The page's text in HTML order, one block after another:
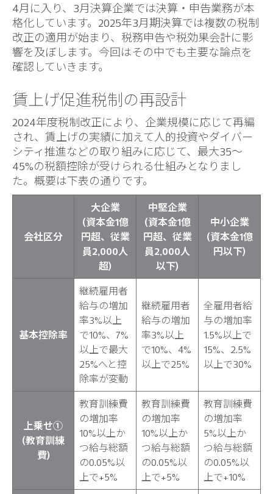
4月に入り、3月決算企業では決算・申告業務が本
格化しています。2025年3月期決算では複数の税制
改正の適用が始まり、税務申告や税効果会計に影
響を及ぼします。今回はその中でも主要な論点を
確認していきます。
賃上げ促進税制の再設計
2024年度税制改正により、企業規模に応じて再編
され、賃上げの実績に加えて人的投資やダイバー
シティ推進などの取り組みに応じて、最大35〜
45%の税額控除が受けられる仕組みとなりまし
た。概要は下表の通りです。
会社区分
大企業
(資本金1億
円超、従業
員2,000人
超)
中堅企業
(資本金1億
円超、従業
員2,000人
以下)
中小企業
(資本金1億
円以下)
基本控除率
継続雇用者
給与の増加
率3%以上
で10%、7%
以上で最大
25%へと控
除率が変動
継続雇用者
給与の増加
率3%以上
で10%、4%
以上で25%
全雇用者給
与の増加率
1.5%以上で
15%、2.5%
以上で30%
上乗せ①
(教育訓練
費)
教育訓練費
の増加率
10%以上か
つ給与総額
の0.05%以
上で+5%
教育訓練費
の増加率
10%以上か
つ給与総額
の0.05%以
上で+5%
教育訓練費
の増加率
5%以上か
つ給与総額
の0.05%以
上で+10%